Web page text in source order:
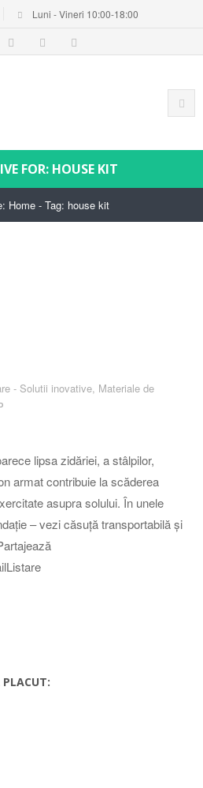
Luni - Vineri 10:00-18:00
FOR: HOUSE KIT
Home- Tag: house kit
- Solutii inovative, Materiale de
lipsa zidăriei, a stâlpilor,
armat contribuie la scăderea
asupra solului. În unele
– vezi căsuță transportabilă și